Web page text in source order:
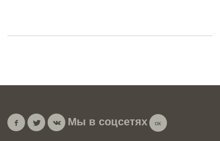
Мы в соцсетях